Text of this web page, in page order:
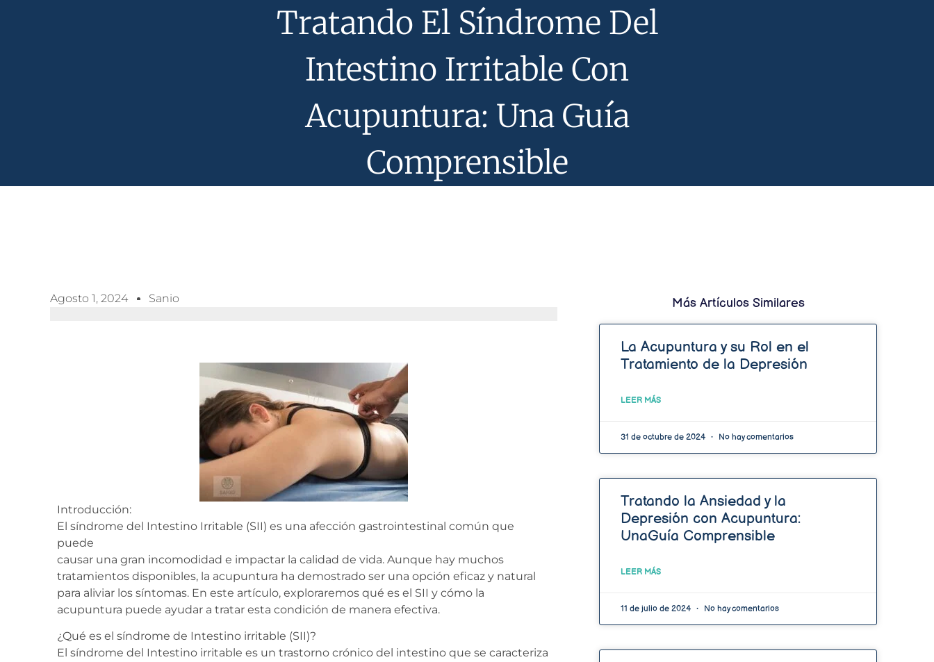
Tratando El Síndrome Del
Intestino Irritable Con
Acupuntura: Una Guía
Comprensible
Agosto 1, 2024 Sanio
Introducción:
El síndrome del Intestino Irritable (SII) es una afección gastrointestinal común que
puede
causar una gran incomodidad e impactar la calidad de vida. Aunque hay muchos
tratamientos disponibles, la acupuntura ha demostrado ser una opción eficaz y natural
para aliviar los síntomas. En este artículo, exploraremos qué es el SII y cómo la
acupuntura puede ayudar a tratar esta condición de manera efectiva.
¿Qué es el síndrome de Intestino irritable (SII)?
El síndrome del Intestino irritable es un trastorno crónico del intestino que se caracteriza
Más Artículos Similares
La Acupuntura y su Rol en el
Tratamiento de la Depresión
LEER MÁS
31 de octubre de 2024 No hay comentarios
Tratando la Ansiedad y la
Depresión con Acupuntura:
UnaGuía Comprensible
LEER MÁS
11 de julio de 2024 No hay comentarios